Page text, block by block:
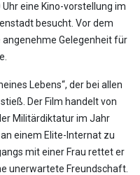
eine Kino-vorstellung im
besucht. Vor dem
angenehme Gelegenheit für
Lebens“, der bei allen
Der Film handelt von
Militärdiktatur im Jahr
einem Elite-Internat zu
mit einer Frau rettet er
unerwartete Freundschaft.